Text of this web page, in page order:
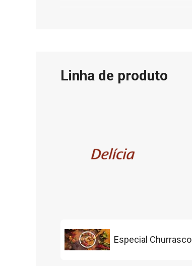
Linha de produto
Especial Churrasco